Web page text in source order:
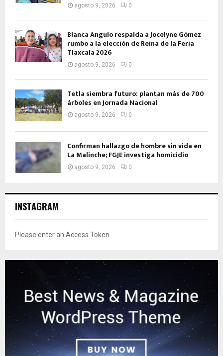
agosto 9, 2026 0
Blanca Angulo respalda a Jocelyne Gómez
rumbo a la elección de Reina de la Feria
Tlaxcala 2026
agosto 9, 2026 0
Tetla siembra futuro: plantan más de 700
árboles en Jornada Nacional
agosto 9, 2026 0
Confirman hallazgo de hombre sin vida en
La Malinche; FGJE investiga homicidio
agosto 9, 2026 0
INSTAGRAM
Please enter an Access Token